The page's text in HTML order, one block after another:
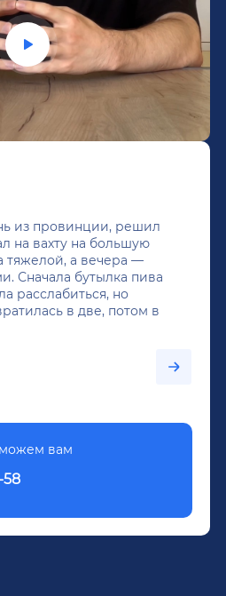
из провинции, решил
на вахту на большую
тяжелой, а вечера —
Сначала бутылка пива
расслабиться, но
в две, потом в
он уже пил почти
по методу
вам